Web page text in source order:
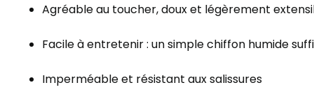
Agréable au toucher, doux et légèrement
Facile à entretenir : un simple chiffon humide
Imperméable et résistant aux salissures